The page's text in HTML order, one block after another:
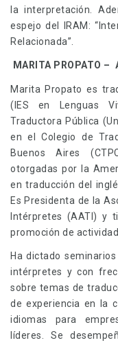
la interpretación.
espejo del IRAM:
Relacionada”.
MARITA PROPATO –
Marita Propato es
(IES en Lenguas
Traductora Pública
en el Colegio de
Buenos Aires
otorgadas por la
en traducción del
Es Presidenta de la
Intérpretes (AATI) y
promoción de
Ha dictado
intérpretes y con
sobre temas de
de experiencia en la
idiomas para
líderes. Se